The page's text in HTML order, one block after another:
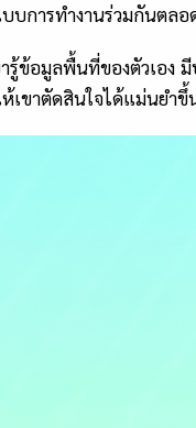
บการทำงานร่วมกันตลอ
ข้อมูลพื้นที่ของตัวเอง
เขาตัดสินใจได้แม่นยำ